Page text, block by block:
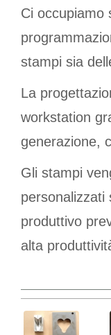
Ci occupiamo
stampi sia
La
workstation
generazione,
Gli stampi
personalizzati
produttivo
alta